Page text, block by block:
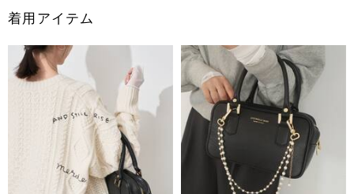
着用アイテム